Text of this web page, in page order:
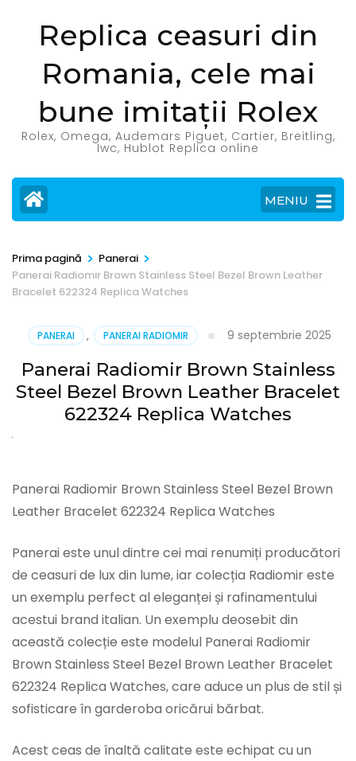
Replica ceasuri din
Romania, cele mai
bune imitații Rolex
Rolex, Omega, Audemars Piguet, Cartier, Breitling,
Iwc, Hublot Replica online
MENIU
Prima pagină > Panerai >
Panerai Radiomir Brown Stainless Steel Bezel Brown Leather
Bracelet 622324 Replica Watches
PANERAI , PANERAI RADIOMIR 9 septembrie 2025
Panerai Radiomir Brown Stainless
Steel Bezel Brown Leather Bracelet
622324 Replica Watches
Panerai Radiomir Brown Stainless Steel Bezel Brown
Leather Bracelet 622324 Replica Watches
Panerai este unul dintre cei mai renumiți producători
de ceasuri de lux din lume, iar colecția Radiomir este
un exemplu perfect al eleganței și rafinamentului
acestui brand italian. Un exemplu deosebit din
această colecție este modelul Panerai Radiomir
Brown Stainless Steel Bezel Brown Leather Bracelet
622324 Replica Watches, care aduce un plus de stil și
sofisticare în garderoba oricărui bărbat.
Acest ceas de înaltă calitate este echipat cu un